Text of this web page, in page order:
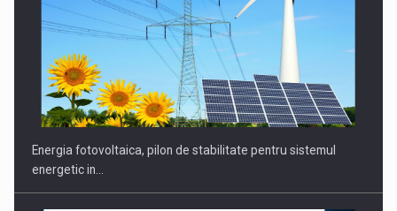
Energia fotovoltaica, pilon de stabilitate pentru sistemul
energetic in…